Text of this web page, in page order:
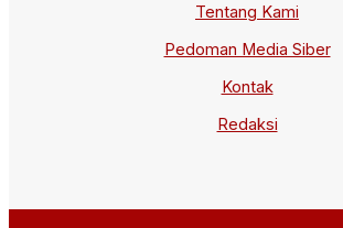
Tentang Kami
Pedoman Media Siber
Kontak
Redaksi